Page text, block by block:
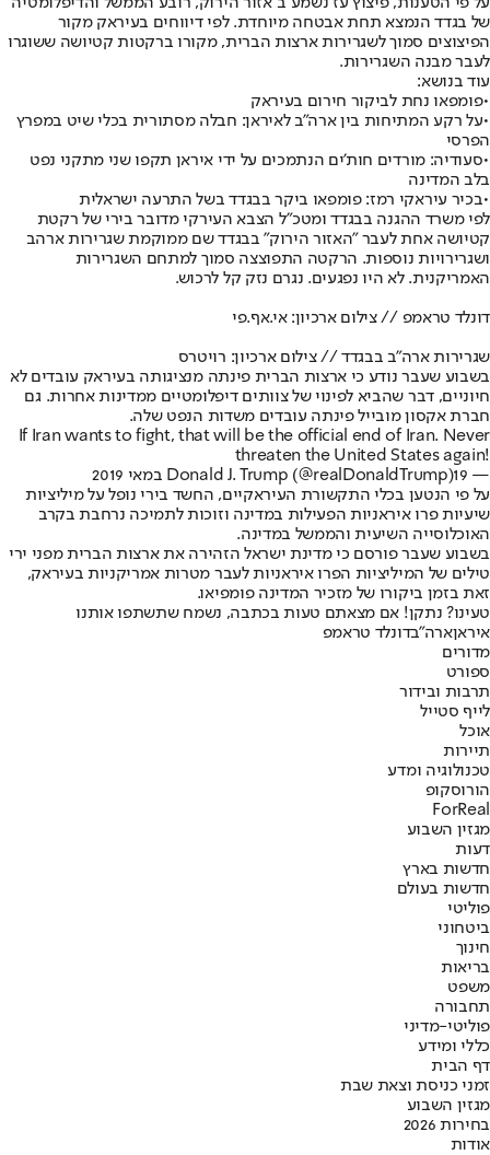
של בגדד הנמצא תחת אבטחה מיוחדת. לפי דיווחים בעיראק מקור
הפיצוצים סמוך לשגרירות ארצות הברית, מקורו ברקטות קטיושה ששוגרו
לעבר מבנה השגרירות.
עוד בנושא:
•פומפאו נחת לביקור חירום בעיראק
•על רקע המתיחות בין ארה"ב לאיראן: חבלה מסתורית בכלי שיט במפרץ
הפרסי
•סעודיה: מורדים חות'ים הנתמכים על ידי איראן תקפו שני מתקני נפט
בלב המדינה
•בכיר עיראקי רמז: פומפאו ביקר בבגדד בשל התרעה ישראלית
לפי משרד ההגנה בבגדד ומטכ״ל הצבא העירקי מדובר בירי של רקטת
קטיושה אחת לעבר "האזור הירוק" בבגדד שם ממוקמת שגרירות ארהב
ושגרירויות נוספות. הרקטה התפוצצה סמוך למתחם השגרירות
האמריקנית. לא היו נפגעים. נגרם נזק קל לרכוש.
דונלד טראמפ // צילום ארכיון: אי.אף.פי
שגרירות ארה"ב בבגדד // צילום ארכיון: רויטרס
בשבוע שעבר נודע כי ארצות הברית פינתה מנציגותה בעיראק עובדים לא
חיוניים, דבר שהביא לפינוי של צוותים דיפלומטיים ממדינות אחרות. גם
חברת אקסון מובייל פינתה עובדים משדות הנפט שלה.
If Iran wants to fight, that will be the official end of Iran. Never
threaten the United States again!
— Donald J. Trump (@realDonaldTrump) 19 במאי 2019
על פי הנטען בכלי התקשורת העיראקיים, החשד בירי נופל על מיליציות
שיעיות פרו איראניות הפעילות במדינה וזוכות לתמיכה נרחבת בקרב
האוכלוסייה השיעית והממשל במדינה.
בשבוע שעבר פורסם כי מדינת ישראל הזהירה את ארצות הברית מפני ירי
טילים של המיליציות הפרו איראניות לעבר מטרות אמריקניות בעיראק,
זאת בזמן ביקורו של מזכיר המדינה פומפיאו.
טעינו? נתקן! אם מצאתם טעות בכתבה, נשמח שתשתפו אותנו
איראןארה"בדונלד טראמפ
מדורים
ספורט
תרבות ובידור
לייף סטייל
אוכל
תיירות
טכנולוגיה ומדע
הורוסקופ
ForReal
מגזין השבוע
דעות
חדשות בארץ
חדשות בעולם
פוליטי
ביטחוני
חינוך
בריאות
משפט
תחבורה
פוליטי-מדיני
כללי ומידע
דף הבית
זמני כניסת וצאת שבת
מגזין השבוע
בחירות 2026
אודות